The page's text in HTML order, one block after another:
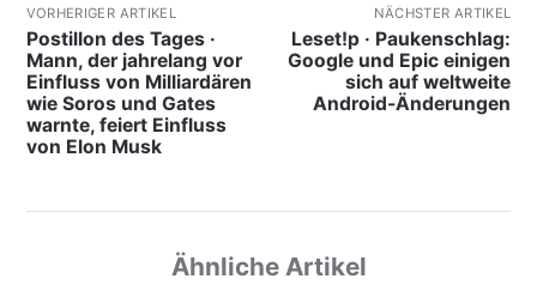
VORHERIGER ARTIKEL
Postillon des Tages ·
Mann, der jahrelang vor
Einfluss von Milliardären
wie Soros und Gates
warnte, feiert Einfluss
von Elon Musk
NÄCHSTER ARTIKEL
Leset!p · Paukenschlag:
Google und Epic einigen
sich auf weltweite
Android-Änderungen
Ähnliche Artikel